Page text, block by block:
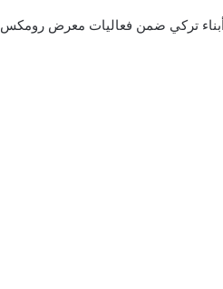
تركي ضمن فعاليات معرض رومكس 2025 .